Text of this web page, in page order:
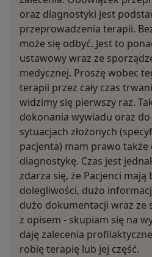
oraz diagnostyki jest
przeprowadzenia terapii.
może się odbyć. Jest to
ustawowy wraz ze
medycznej. Proszę wobec
terapii przez cały czas
widzimy się pierwszy raz.
dokonania wywiadu oraz
sytuacjach złożonych
pacjenta) mam prawo także
diagnostykę. Czas jest
zdarza się, że Pacjenci mają
dolegliwości, dużo
dużo dokumentacji wraz ze
z opisem - skupiam się na
daję zalecenia
robię terapię lub jej część.